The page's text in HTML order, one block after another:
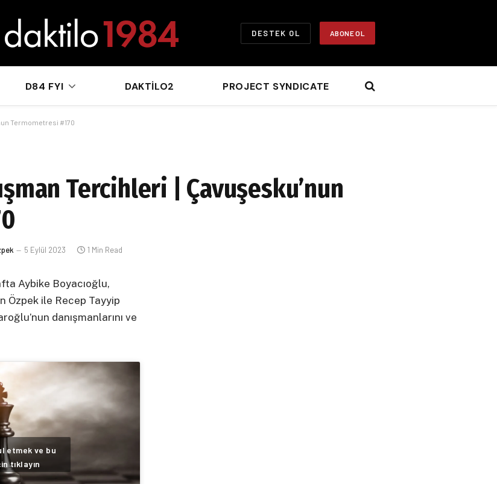
DESTEK OL ABONE OL
D84 FYI DAKTILO2 PROJECT SYNDICATE
Termometresi #170
Tercihleri | Çavuşesku’nun
5 Eylül 2023 1 Min Read
Aybike Boyacıoğlu,
Özpek ile Recep Tayyip
danışmanlarını ve
etmek ve bu
tıklayın